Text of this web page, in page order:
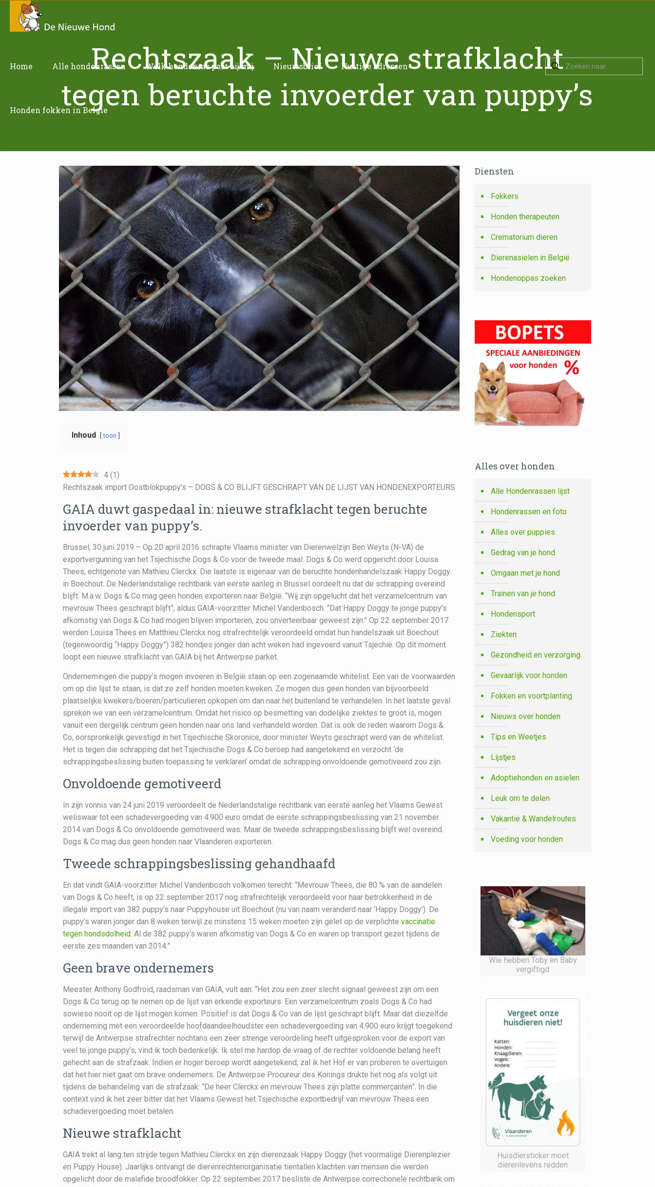
Home Alle hondenrassen Welk hondenras past bij mij Nieuwsbrief Nuttige adressen
Honden fokken in Belgie
Rechtszaak – Nieuwe strafklacht
tegen beruchte invoerder van puppy’s
Inhoud toon
4 (1)
Rechtszaak import Oostblokpuppy’s – DOGS & CO BLIJFT GESCHRAPT VAN DE LIJST VAN HONDENEXPORTEURS
GAIA duwt gaspedaal in: nieuwe strafklacht tegen beruchte
invoerder van puppy’s.
Brussel, 30 juni 2019 – Op 20 april 2016 schrapte Vlaams minister van Dierenwelzijn Ben Weyts (N-VA) de
exportvergunning van het Tsjechische Dogs & Co voor de tweede maal. Dogs & Co werd opgericht door Louisa
Thees, echtgenote van Mathieu Clerckx. Die laatste is eigenaar van de beruchte hondenhandelszaak Happy Doggy
in Boechout. De Nederlandstalige rechtbank van eerste aanleg in Brussel oordeelt nu dat de schrapping overeind
blijft. M.a.w. Dogs & Co mag geen honden exporteren naar België. “Wij zijn opgelucht dat het verzamelcentrum van
mevrouw Thees geschrapt blijft”, aldus GAIA-voorzitter Michel Vandenbosch. “Dat Happy Doggy te jonge puppy’s
afkomstig van Dogs & Co had mogen blijven importeren, zou onverteerbaar geweest zijn.” Op 22 september 2017
werden Louisa Thees en Matthieu Clerckx nog strafrechtelijk veroordeeld omdat hun handelszaak uit Boechout
(tegenwoordig “Happy Doggy”) 382 hondjes jonger dan acht weken had ingevoerd vanuit Tsjechië. Op dit moment
loopt een nieuwe strafklacht van GAIA bij het Antwerpse parket.
Ondernemingen die puppy’s mogen invoeren in België staan op een zogenaamde whitelist. Een van de voorwaarden
om op die lijst te staan, is dat ze zelf honden moeten kweken. Ze mogen dus geen honden van bijvoorbeeld
plaatselijke kwekers/boeren/particulieren opkopen om dan naar het buitenland te verhandelen. In het laatste geval
spreken we van een verzamelcentrum. Omdat het risico op besmetting van dodelijke ziektes te groot is, mogen
vanuit een dergelijk centrum geen honden naar ons land verhandeld worden. Dat is ook de reden waarom Dogs &
Co, oorspronkelijk gevestigd in het Tsjechische Skoronice, door minister Weyts geschrapt werd van de whitelist.
Het is tegen die schrapping dat het Tsjechische Dogs & Co beroep had aangetekend en verzocht ‘de
schrappingsbeslissing buiten toepassing te verklaren’ omdat de schrapping onvoldoende gemotiveerd zou zijn.
Onvoldoende gemotiveerd
In zijn vonnis van 24 juni 2019 veroordeelt de Nederlandstalige rechtbank van eerste aanleg het Vlaams Gewest
weliswaar tot een schadevergoeding van 4.900 euro omdat de eerste schrappingsbeslissing van 21 november
2014 van Dogs & Co onvoldoende gemotiveerd was. Maar de tweede schrappingsbeslissing blijft wel overeind.
Dogs & Co mag dus geen honden naar Vlaanderen exporteren.
Tweede schrappingsbeslissing gehandhaafd
En dat vindt GAIA-voorzitter Michel Vandenbosch volkomen terecht: “Mevrouw Thees, die 80 % van de aandelen
van Dogs & Co heeft, is op 22 september 2017 nog strafrechtelijk veroordeeld voor haar betrokkenheid in de
illegale import van 382 puppy’s naar Puppyhouse uit Boechout (nu van naam veranderd naar ‘Happy Doggy’). De
puppy’s waren jonger dan 8 weken terwijl ze minstens 15 weken moeten zijn gelet op de verplichtevaccinatie
tegen hondsdolheid. Al de 382 puppy’s waren afkomstig van Dogs & Co en waren op transport gezet tijdens de
eerste zes maanden van 2014.”
Geen brave ondernemers
Meester Anthony Godfroid, raadsman van GAIA, vult aan: “Het zou een zeer slecht signaal geweest zijn om een
Dogs & Co terug op te nemen op de lijst van erkende exporteurs. Een verzamelcentrum zoals Dogs & Co had
sowieso nooit op de lijst mogen komen. Positief is dat Dogs & Co van de lijst geschrapt blijft. Maar dat diezelfde
onderneming met een veroordeelde hoofdaandeelhoudster een schadevergoeding van 4.900 euro krijgt toegekend
terwijl de Antwerpse strafrechter nochtans een zeer strenge veroordeling heeft uitgesproken voor de export van
veel te jonge puppy’s, vind ik toch bedenkelijk. Ik stel me hardop de vraag of de rechter voldoende belang heeft
gehecht aan de strafzaak. Indien er hoger beroep wordt aangetekend, zal ik het Hof er van proberen te overtuigen
dat het hier niet gaat om brave ondernemers. De Antwerpse Procureur des Konings drukte het nog als volgt uit
tijdens de behandeling van de strafzaak: “De heer Clerckx en mevrouw Thees zijn platte commerçanten”. In die
context vind ik het zeer bitter dat het Vlaams Gewest het Tsjechische exportbedrijf van mevrouw Thees een
schadevergoeding moet betalen.
Nieuwe strafklacht
GAIA trekt al lang ten strijde tegen Mathieu Clerckx en zijn dierenzaak Happy Doggy (het voormalige Dierenplezier
en Puppy House). Jaarlijks ontvangt de dierenrechtenorganisatie tientallen klachten van mensen die werden
opgelicht door de malafide broodfokker. Op 22 september 2017 besliste de Antwerpse correctionele rechtbank om
Diensten
Fokkers
Honden therapeuten
Crematorium dieren
Dierenasielen in België
Hondenoppas zoeken
Alles over honden
Alle Hondenrassen lijst
Hondenrassen en foto
Alles over puppies
Gedrag van je hond
Omgaan met je hond
Trainen van je hond
Hondensport
Ziekten
Gezondheid en verzorging
Gevaarlijk voor honden
Fokken en voortplanting
Nieuws over honden
Tips en Weetjes
Lijstjes
Adoptiehonden en asielen
Leuk om te delen
Vakantie & Wandelroutes
Voeding voor honden
Wie hebben Toby en Baby
vergiftigd
Huisdiersticker moet
dierenlevens redden